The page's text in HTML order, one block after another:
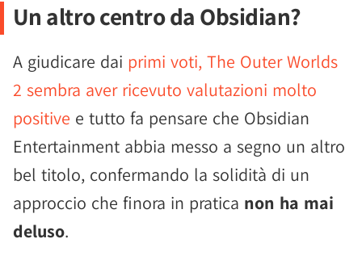
Un altro centro da Obsidian?
A giudicare dai primi voti, The Outer Worlds
2 sembra aver ricevuto valutazioni molto
positive e tutto fa pensare che Obsidian
Entertainment abbia messo a segno un altro
bel titolo, confermando la solidità di un
approccio che finora in pratica non ha mai
deluso.